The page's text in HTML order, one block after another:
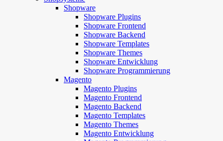
Shopware
Shopware Plugins
Shopware Frontend
Shopware Backend
Shopware Templates
Shopware Themes
Shopware Entwicklung
Shopware Programmierung
Magento
Magento Plugins
Magento Frontend
Magento Backend
Magento Templates
Magento Themes
Magento Entwicklung